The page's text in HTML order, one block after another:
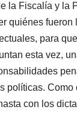
la Fiscalía y la
quiénes fueron
para
esta vez,
políticas. Como
con los